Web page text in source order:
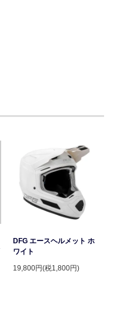
DFG エースヘルメット ホ
ワイト
19,800円(税1,800円)